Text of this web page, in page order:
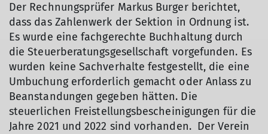
Der Rechnungsprüfer Markus Burger berichtet,
dass das Zahlenwerk der Sektion in Ordnung ist.
Es wurde eine fachgerechte Buchhaltung durch
die Steuerberatungsgesellschaft vorgefunden. Es
wurden keine Sachverhalte festgestellt, die eine
Umbuchung erforderlich gemacht oder Anlass zu
Beanstandungen gegeben hätten. Die
steuerlichen Freistellungsbescheinigungen für die
Jahre 2021 und 2022 sind vorhanden. Der Verein